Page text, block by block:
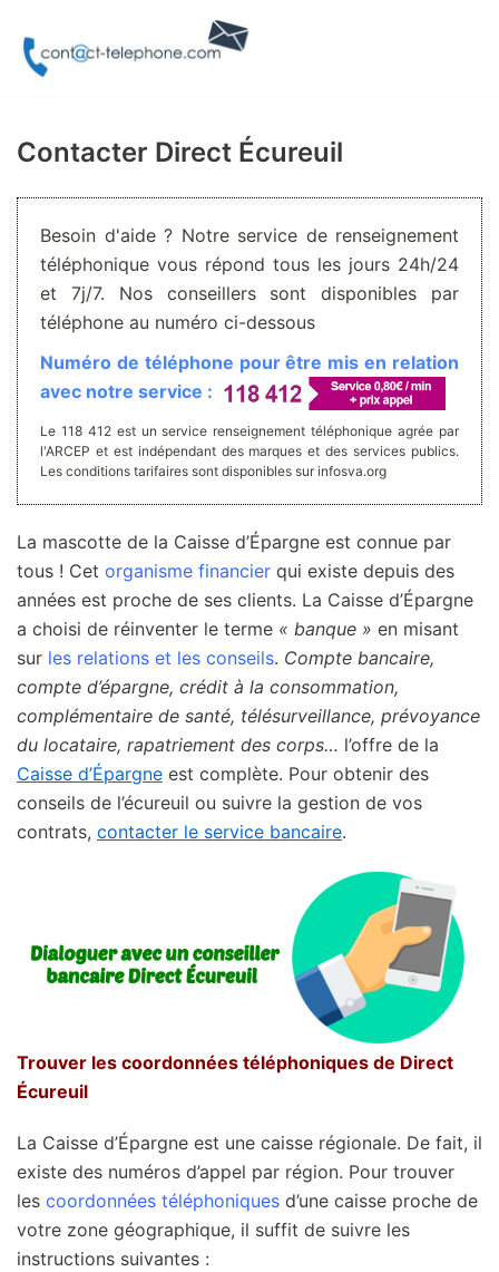
Aller
Contacter Direct Écureuil
Besoin d'aide ? Notre service de renseignement
téléphonique vous répond tous les jours 24h/24
et 7j/7. Nos conseillers sont disponibles par
téléphone au numéro ci-dessous
Numéro de téléphone pour être mis en relation
avec notre service :
Le 118 412 est un service renseignement téléphonique agrée par
l'ARCEP et est indépendant des marques et des services publics.
Les conditions tarifaires sont disponibles sur infosva.org
La mascotte de la Caisse d’Épargne est connue par
tous ! Cet organisme financier qui existe depuis des
années est proche de ses clients. La Caisse d’Épargne
a choisi de réinventer le terme « banque » en misant
sur les relations et les conseils. Compte bancaire,
compte d’épargne, crédit à la consommation,
complémentaire de santé, télésurveillance, prévoyance
du locataire, rapatriement des corps… l’offre de la
Caisse d’Épargne est complète. Pour obtenir des
conseils de l’écureuil ou suivre la gestion de vos
contrats, contacter le service bancaire.
Trouver les coordonnées téléphoniques de Direct
Écureuil
La Caisse d’Épargne est une caisse régionale. De fait, il
existe des numéros d’appel par région. Pour trouver
les coordonnées téléphoniques d’une caisse proche de
votre zone géographique, il suffit de suivre les
instructions suivantes :